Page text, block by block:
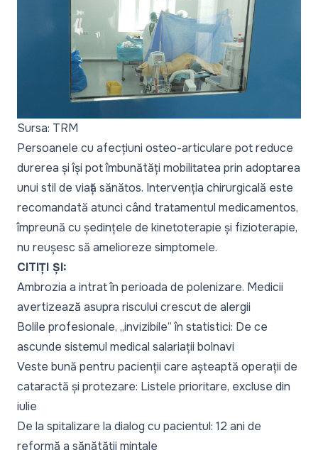
Sursa: TRM
Persoanele cu afecțiuni osteo-articulare pot reduce
durerea și își pot îmbunătăți mobilitatea prin adoptarea
unui stil de viață sănătos. Intervenția chirurgicală este
recomandată atunci când tratamentul medicamentos,
împreună cu ședințele de kinetoterapie și fizioterapie,
nu reușesc să amelioreze simptomele.
CITIȚI ȘI:
Ambrozia a intrat în perioada de polenizare. Medicii
avertizează asupra riscului crescut de alergii
Bolile profesionale, „invizibile” în statistici: De ce
ascunde sistemul medical salariații bolnavi
Veste bună pentru pacienții care așteaptă operații de
cataractă și protezare: Listele prioritare, excluse din
iulie
De la spitalizare la dialog cu pacientul: 12 ani de
reformă a sănătății mintale